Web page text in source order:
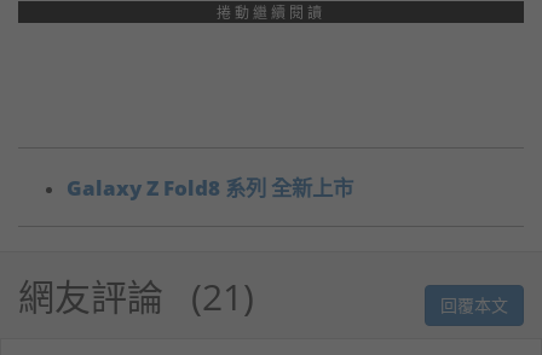
捲動繼續閱讀
Galaxy Z Fold8 系列 全新上市
網友評論 21 回覆本文